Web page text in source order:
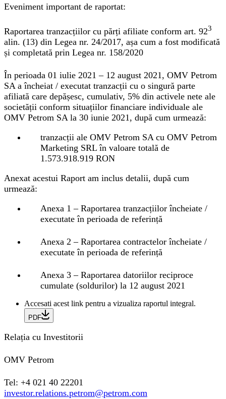
Eveniment important de raportat:
Raportarea tranzacțiilor cu părți afiliate conform art. 923
alin. (13) din Legea nr. 24/2017, așa cum a fost modificată
și completată prin Legea nr. 158/2020
În perioada 01 iulie 2021 – 12 august 2021, OMV Petrom
SA a încheiat / executat tranzacții cu o singură parte
afiliată care depășesc, cumulativ, 5% din activele nete ale
societății conform situațiilor financiare individuale ale
OMV Petrom SA la 30 iunie 2021, după cum urmează:
tranzacții ale OMV Petrom SA cu OMV Petrom
Marketing SRL în valoare totală de
1.573.918.919 RON
Anexat acestui Raport am inclus detalii, după cum
urmează:
Anexa 1 – Raportarea tranzacțiilor încheiate /
executate în perioada de referință
Anexa 2 – Raportarea contractelor încheiate /
executate în perioada de referință
Anexa 3 – Raportarea datoriilor reciproce
cumulate (soldurilor) la 12 august 2021
Accesati acest link pentru a vizualiza raportul integral.
PDF
Relația cu Investitorii
OMV Petrom
Tel: +4 021 40 22201
investor.relations.petrom@petrom.com